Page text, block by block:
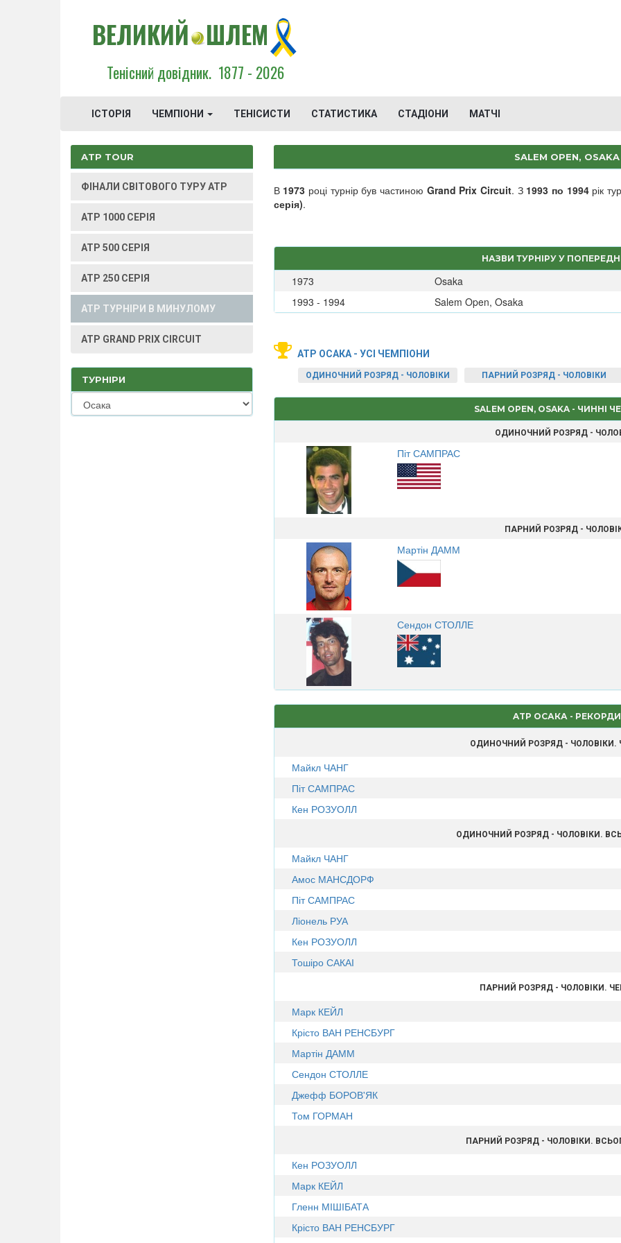
ВЕЛИКИЙ ШЛЕМ
Тенісний довідник. 1877 - 2026
ІСТОРІЯ ЧЕМПІОНИ ТЕНІСИСТИ СТАТИСТИКА СТАДІОНИ МАТЧІ
ATP TOUR
ФІНАЛИ СВІТОВОГО ТУРУ ATP
ATP 1000 СЕРІЯ
ATP 500 СЕРІЯ
ATP 250 СЕРІЯ
ATP ТУРНІРИ В МИНУЛОМУ
ATP GRAND PRIX CIRCUIT
ТУРНІРИ
SALEM OPEN, OSAKA
В 1973 році турнір був частиною Grand Prix Circuit. З 1993 по 1994рік
серія).
НАЗВИ ТУРНІРУ У
1973
Osaka
1993 - 1994
Salem Open, Osaka
ATP ОСАКА - УСІ ЧЕМПІОНИ
ОДИНОЧНИЙ РОЗРЯД - ЧОЛОВІКИ ПАРНИЙ РОЗРЯД - ЧОЛОВІКИ
SALEM OPEN, OSAKA - ЧИННІ
ОДИНОЧНИЙ РОЗРЯД -
Піт САМПРАС
ПАРНИЙ РОЗРЯД -
Мартін ДАММ
Сендон СТОЛЛЕ
ATP ОСАКА - РЕКОРДИ
ОДИНОЧНИЙ РОЗРЯД - ЧОЛОВІКИ.
Майкл ЧАНГ
Піт САМПРАС
Кен РОЗУОЛЛ
ОДИНОЧНИЙ РОЗРЯД - ЧОЛОВІКИ.
Майкл ЧАНГ
Амос МАНСДОРФ
Піт САМПРАС
Ліонель РУА
Кен РОЗУОЛЛ
Тошіро САКАІ
ПАРНИЙ РОЗРЯД - ЧОЛОВІКИ.
Марк КЕЙЛ
Крісто ВАН РЕНСБУРГ
Мартін ДАММ
Сендон СТОЛЛЕ
Джефф БОРОВ'ЯК
Том ГОРМАН
ПАРНИЙ РОЗРЯД - ЧОЛОВІКИ.
Кен РОЗУОЛЛ
Марк КЕЙЛ
Гленн МІШІБАТА
Крісто ВАН РЕНСБУРГ